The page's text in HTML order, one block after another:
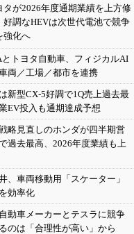
タが2026年度通期業績を上方修
好調なHEVは次世代電池で競争
強化へ
トヨタ自動車、フィジカルAI
両／工場／都市を連携
新型CX-5好調で1Q売上過去最
EV投入も通期達成予想
略見直しのホンダが四半期営
過去最高、2026年度業績も上
、車両移動用「スケーター」
効率化
動車メーカーとテスラに競争
のは「合理性が高い」から